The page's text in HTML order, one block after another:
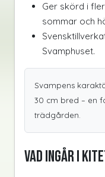
Ger skörd i
sommar och
Svamphuset.
Svampens
30 cm bred – en
trädgården.
Vad ingår i